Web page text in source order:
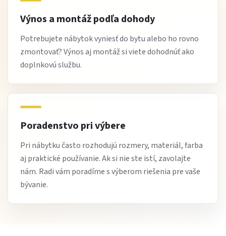
Je funkcia Relax vhodná na každodenné používanie?
Áno, je navrhnutá na pravidelné používanie a výrazne
zvyšuje komfort oddychu.
Je sedačka vhodná do menšej obývačky?
Rohové prevedenie je ideálne najmä do stredných a
Je údržba náročná?
krásny vzhľad aj funkčnosť dlhé roky.
Pomáha Relax funkcia aj pri dlhšom sedení?
Áno, polohovanie zlepšuje oporu tela a zvyšuje pohodlie
pri oddychu aj sledovaní televízie.
Výnos a montáž podľa dohody
Potrebujete nábytok vyniesť do bytu alebo ho rovno
zmontovať? Výnos aj montáž si viete dohodnúť ako
doplnkovú službu.
Poradenstvo pri výbere
Pri nábytku často rozhodujú rozmery, materiál, farba
aj praktické používanie. Ak si nie ste istí, zavolajte
nám. Radi vám poradíme s výberom riešenia pre vaše
bývanie.